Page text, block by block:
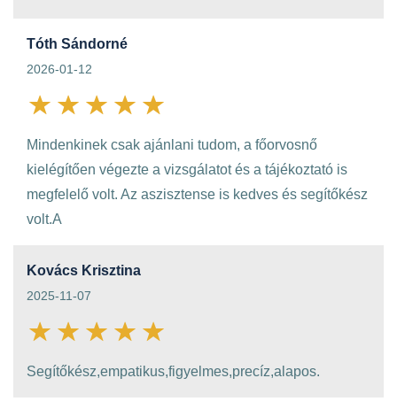
Tóth Sándorné
2026-01-12
Mindenkinek csak ajánlani tudom, a főorvosnő
kielégítően végezte a vizsgálatot és a tájékoztató is
megfelelő volt. Az aszisztense is kedves és segítőkész
volt.A
Kovács Krisztina
2025-11-07
Segítőkész,empatikus,figyelmes,precíz,alapos.